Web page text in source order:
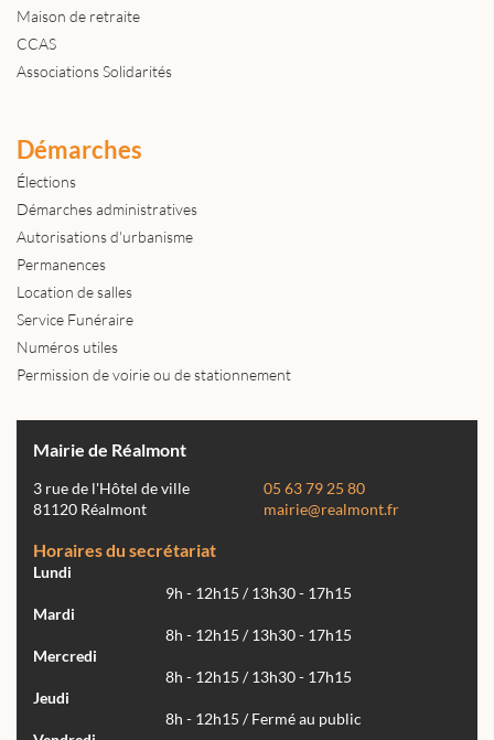
Maison de retraite
CCAS
Associations Solidarités
Démarches
Élections
Démarches administratives
Autorisations d'urbanisme
Permanences
Location de salles
Service Funéraire
Numéros utiles
Permission de voirie ou de stationnement
Mairie de Réalmont
3 rue de l'Hôtel de ville
81120 Réalmont
05 63 79 25 80
mairie@realmont.fr
Horaires du secrétariat
Lundi
9h - 12h15 / 13h30 - 17h15
Mardi
8h - 12h15 / 13h30 - 17h15
Mercredi
8h - 12h15 / 13h30 - 17h15
Jeudi
8h - 12h15 / Fermé au public